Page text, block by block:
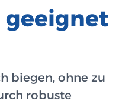
geeignet
biegen, ohne zu
robuste